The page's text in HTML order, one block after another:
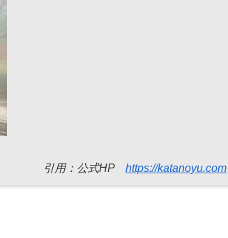
引用：公式HP https://katanoyu.com